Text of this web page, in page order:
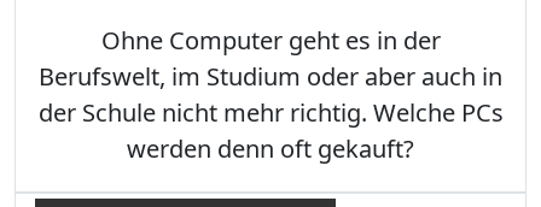
Ohne Computer geht es in der
Berufswelt, im Studium oder aber auch in
der Schule nicht mehr richtig. Welche PCs
werden denn oft gekauft?